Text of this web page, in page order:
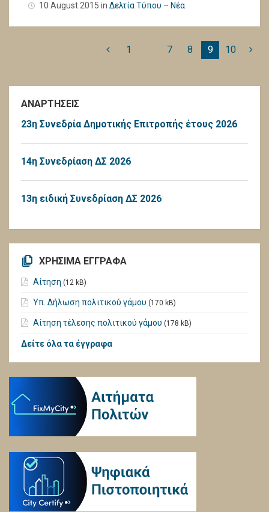
10 August 2015 in Δελτία Τύπου – Νέα
1 … 7 8 9 10
ΑΝΑΡΤΗΣΕΙΣ
23η Συνεδρία Δημοτικής Επιτροπής έτους 2026
14η Συνεδρίαση ΔΣ 2026
13η ειδική Συνεδρίαση ΔΣ 2026
ΧΡΗΣΙΜΑ ΕΓΓΡΑΦΑ
Αίτηση (12 kB)
Υπ. Δήλωση πολιτικού γάμου (170 kB)
Αίτηση τέλεσης πολιτικού γάμου (178 kB)
Δείτε όλα τα έγγραφα